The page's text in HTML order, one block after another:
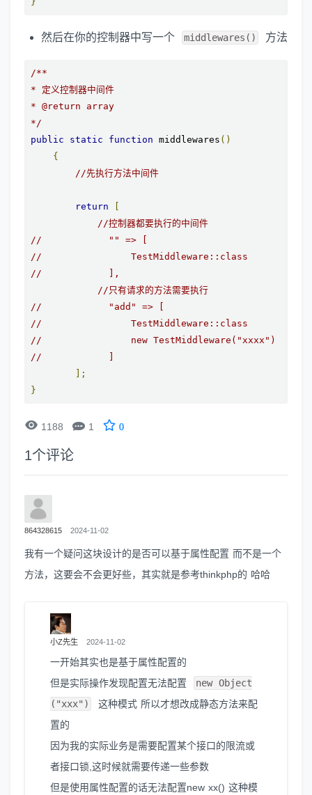
然后在你的控制器中写一个 middlewares() 方法
/**
* 定义控制器中间件
* @return array
*/
public
static function middlewares ()
{
//先执行方法中间件
return
[
//控制器都要执行的中间件
//            "" => [
//                TestMiddleware::class
//            ],
//只有请求的方法需要执行
//            "add" => [
//                TestMiddleware::class
//                new TestMiddleware("xxxx")
//            ]
];
}
 1188  1 0
1个评论
864328615 2024-11-02
我有一个疑问这块设计的是否可以基于属性配置 而不是一个
方法，这要会不会更好些，其实就是参考thinkphp的 哈哈
小Z先生 2024-11-02
一开始其实也是基于属性配置的
但是实际操作发现配置无法配置
new Object
("xxx")
这种模式 所以才想改成静态方法来配
置的
因为我的实际业务是需要配置某个接口的限流或
者接口锁,这时候就需要传递一些参数
但是使用属性配置的话无法配置new xx() 这种模